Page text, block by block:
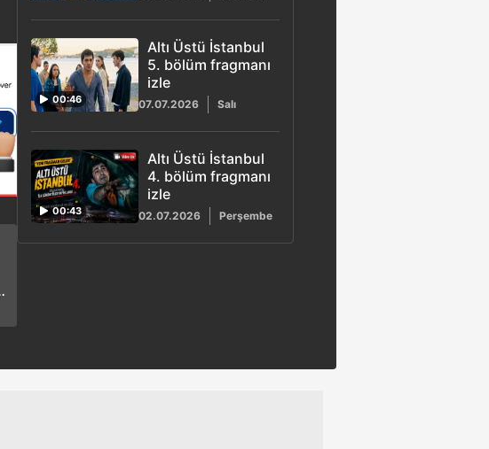
00:46
Altı Üstü İstanbul
5. bölüm fragmanı
izle
07.07.2026 Salı
00:43
Altı Üstü İstanbul
4. bölüm fragmanı
izle
02.07.2026 Perşembe